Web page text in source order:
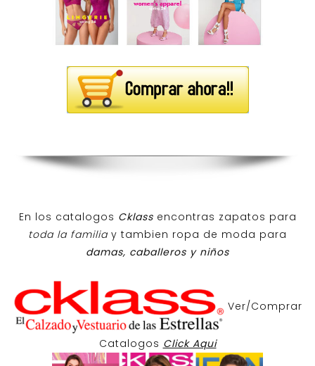
En los catalogos Cklass encontras zapatos para
toda la familiay tambien ropa de moda para
damas, caballeros y niños
Ver/Comprar
Catalogos Click Aqui